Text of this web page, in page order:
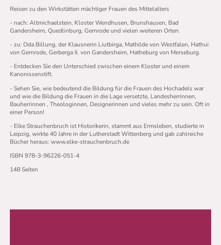
Reisen zu den Wirkstätten mächtiger Frauen des Mittelalters
- nach: Altmichaelstein, Kloster Wendhusen, Brunshausen, Bad
Gandersheim, Quedlinburg, Gernrode und vielen weiteren Orten.
- zu: Oda Billung, der Klausnerin Liutbirga, Mathilde von Westfalen, Hathui
von Gernrode, Gerberga II. von Gandersheim, Hatheburg von Merseburg.
- Entdecken Sie den Unterschied zwischen einem Kloster und einem
Kanonissenstift.
- Sehen Sie, wie bedeutend die Bildung für die Frauen des Hochadels war
und wie die Bildung die Frauen in die Lage versetzte, Landesherrinnen,
Bauherrinnen , Theologinnen, Designerinnen und vieles mehr zu sein. Oft in
einer Person!
- Elke Strauchenbruch ist Historikerin, stammt aus Ermsleben, studierte in
Leipzig, wirkte 40 Jahre in der Lutherstadt Wittenberg und gab zahlreiche
Bücher heraus: www.elke-strauchenbruch.de
ISBN 978-3-96226-051-4
148 Seiten